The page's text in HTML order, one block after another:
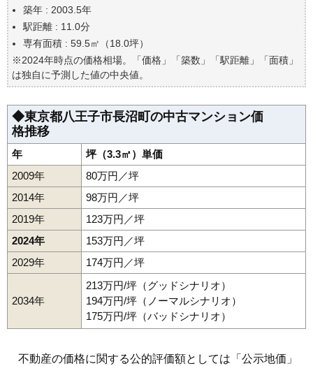
公示地価はいくら
エリアの将来性を人口予想から検討しよう
自分の年収でいくらの不動産が買える？
築年 : 2003.5年
駅距離 : 11.0分
専有面積 : 59.5㎡（18.0坪）
※2024年時点の価格相場。「価格」「築数」「駅距離」「面積」
は独自に予測した値の中央値。
◆東京都八王子市長沼町の中古マンション価
格推移
年
坪（3.3㎡）単価
2009年
80万円／坪
2014年
98万円／坪
2019年
123万円／坪
2024年
153万円／坪
2029年
174万円／坪
2034年
213万円/坪（グッドシナリオ）
194万円/坪（ノーマルシナリオ）
175万円/坪（バッドシナリオ）
不動産の価格に関する公的評価額としては「公示地価」